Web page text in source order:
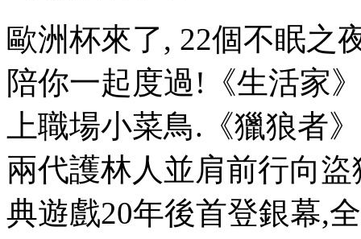
歐洲杯來了, 22個不眠之
陪你一起度過!《生活家
上職場小菜鳥.《獵狼者
兩代護林人並肩前行向
典遊戲20年後首登銀幕,